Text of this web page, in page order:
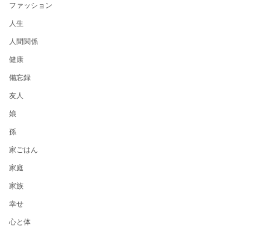
ファッション
人生
人間関係
健康
備忘録
友人
娘
孫
家ごはん
家庭
家族
幸せ
心と体